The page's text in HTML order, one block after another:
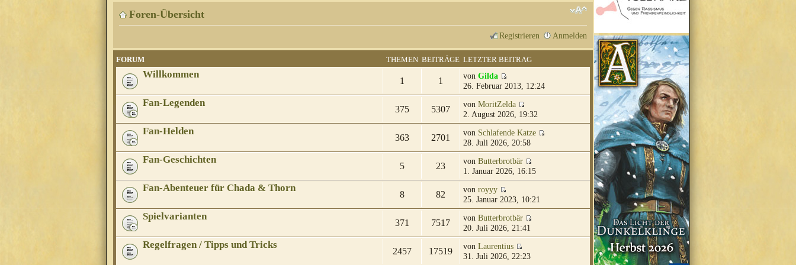
Foren-Übersicht
Registrieren Anmelden
FORUM THEMEN BEITRÄGE LETZTER BEITRAG
Willkommen
1 1 von Gilda
26. Februar 2013, 12:24
Fan-Legenden
375 5307 von MoritZelda
2. August 2026, 19:32
Fan-Helden
363 2701 von Schlafende Katze
28. Juli 2026, 20:58
Fan-Geschichten
5 23 von Butterbrotbär
1. Januar 2026, 16:15
Fan-Abenteuer für Chada & Thorn
8 82 von royyy
25. Januar 2023, 10:21
Spielvarianten
371 7517 von Butterbrotbär
20. Juli 2026, 21:41
Regelfragen / Tipps und Tricks
2457 17519 von Laurentius
31. Juli 2026, 22:23